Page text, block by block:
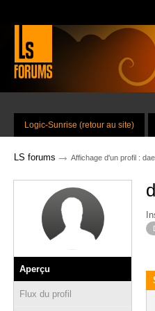
Logic-Sunrise (retour au site)
LS forums → Affichage d'un profil :
Aperçu
Flux du profil